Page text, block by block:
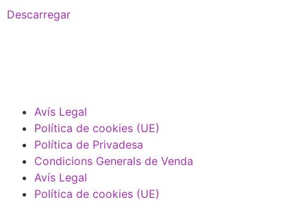
Descarregar
Avís Legal
Política de cookies (UE)
Política de Privadesa
Condicions Generals de Venda
Avís Legal
Política de cookies (UE)